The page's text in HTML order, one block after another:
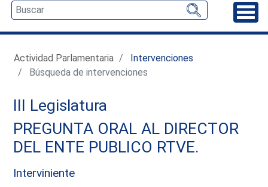
Actividad Parlamentaria
Intervenciones
Búsqueda de intervenciones
III Legislatura
PREGUNTA ORAL AL DIRECTOR
DEL ENTE PUBLICO RTVE.
Interviniente